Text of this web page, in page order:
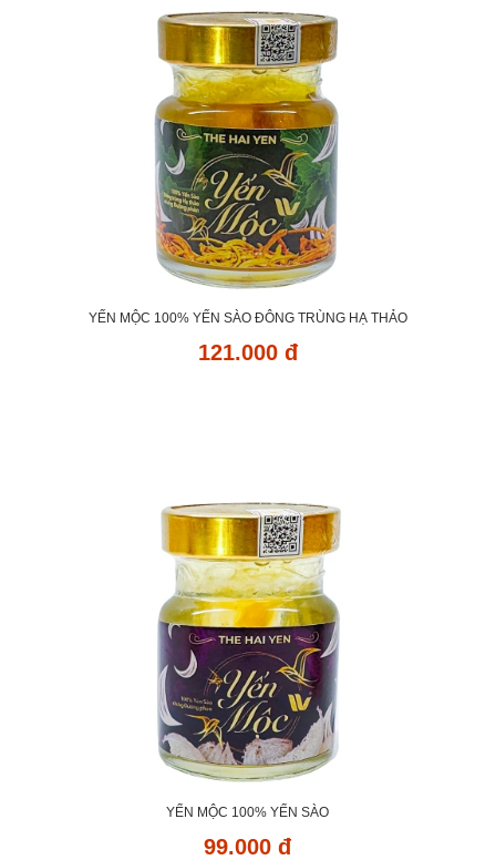
YẾN MỘC 100% YẾN SÀO ĐÔNG TRÙNG HẠ THẢO
121.000 đ
YẾN MỘC 100% YẾN SÀO
99.000 đ